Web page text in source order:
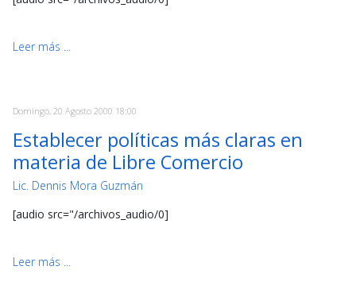
Leer más ...
Domingo, 20 Agosto 2000 18:00
Establecer políticas más claras en
materia de Libre Comercio
Lic. Dennis Mora Guzmán
[audio src="/archivos_audio/0]
Leer más ...